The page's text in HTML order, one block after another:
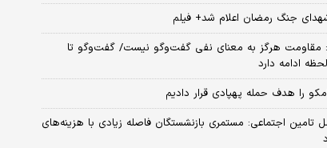
جنگ رمضان اعلام شد+ فیلم
مقاومت هرگز به معنای نفی گفت‌وگو نیست/ گفت‌وگو تا
ادامه دارد
را هدف حمله پهپادی قرار دادیم
تامین اجتماعی: مستمری بازنشستگان فاصله زیادی با هزینه‌های